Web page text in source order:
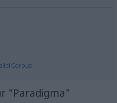
Corpus
"Paradigma"